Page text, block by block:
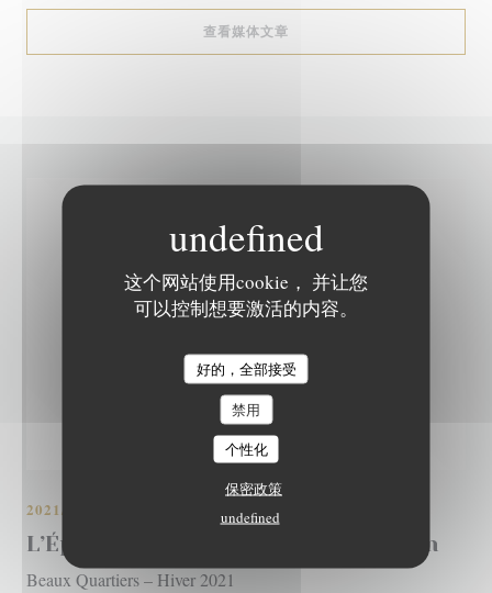
这个网站使用cookie， 并让您
可以控制想要激活的内容。
好的，全部接受
禁用
个性化
保密政策
undefined
查看媒体文章((在新窗口中打开))
L’Épicurien : le fruit de mer passion
2021/12/01
Beaux Quartiers – Hiver 2021
L'EPICURIEN